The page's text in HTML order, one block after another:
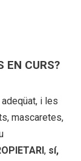
EN CURS?
i les
mascaretes,
, sí,